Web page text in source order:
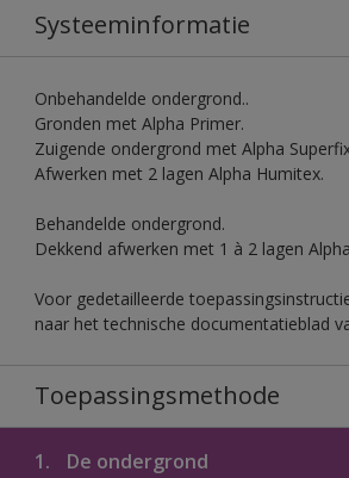
Systeeminformatie
Onbehandelde ondergrond..
Gronden met Alpha Primer.
Zuigende ondergrond met Alpha
Afwerken met 2 lagen Alpha Humitex.
Behandelde ondergrond.
Dekkend afwerken met 1 à 2 lagen
Voor gedetailleerde
naar het technische documentatieblad
Toepassingsmethode
1. De ondergrond